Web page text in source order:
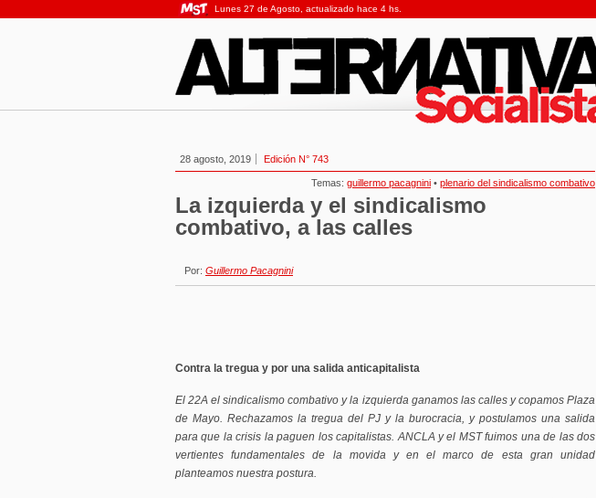
Lunes 27 de Agosto, actualizado hace 4 hs.
28 agosto, 2019 Edición N° 743
Temas: guillermo pacagnini • plenario del sindicalismo combativo
La izquierda y el sindicalismo
combativo, a las calles
Por: Guillermo Pacagnini
Contra la tregua y por una salida anticapitalista
El 22A el sindicalismo combativo y la izquierda ganamos las calles y copamos Plaza
de Mayo. Rechazamos la tregua del PJ y la burocracia, y postulamos una salida
para que la crisis la paguen los capitalistas. ANCLA y el MST fuimos una de las dos
vertientes fundamentales de la movida y en el marco de esta gran unidad
planteamos nuestra postura.